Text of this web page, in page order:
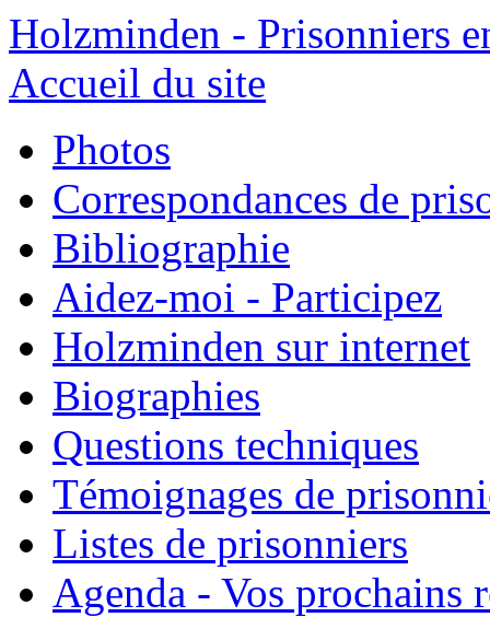
Holzminden - Prisonniers
Accueil du site
Photos
Correspondances de
Bibliographie
Aidez-moi - Participez
Holzminden sur internet
Biographies
Questions techniques
Témoignages de
Listes de prisonniers
Agenda - Vos prochains